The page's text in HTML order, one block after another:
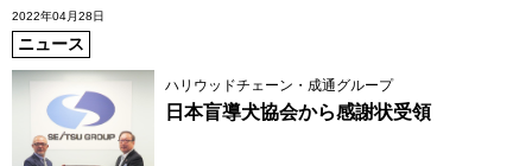
2022年04月28日
ニュース
ハリウッドチェーン・成通グループ
日本盲導犬協会から感謝状受領